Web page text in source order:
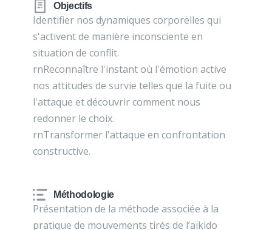
Objectifs
Identifier nos dynamiques corporelles qui
s'activent de manière inconsciente en
situation de conflit.
rnReconnaître l'instant où l'émotion active
nos attitudes de survie telles que la fuite ou
l'attaque et découvrir comment nous
redonner le choix.
rnTransformer l'attaque en confrontation
constructive.
Méthodologie
Présentation de la méthode associée à la
pratique de mouvements tirés de l’aïkido